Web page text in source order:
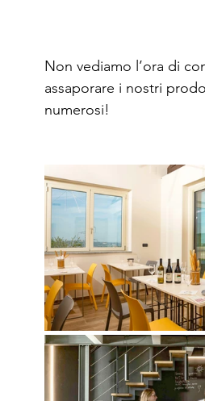
Non vediamo l’ora di
assaporare i nostri
numerosi!